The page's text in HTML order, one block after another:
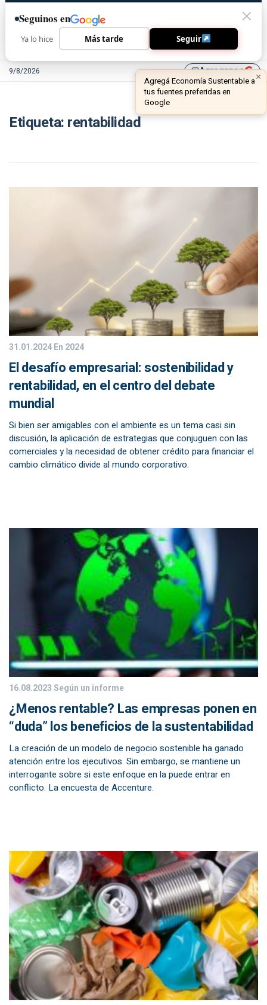
9/8/2026 library_addAgreganos ×
Agregá Economía Sustentable a
tus fuentes preferidas en
Google
Etiqueta: rentabilidad
31.01.2024En 2024
El desafío empresarial: sostenibilidad y
rentabilidad, en el centro del debate
mundial
Si bien ser amigables con el ambiente es un tema casi sin
discusión, la aplicación de estrategias que conjuguen con las
comerciales y la necesidad de obtener crédito para financiar el
cambio climático divide al mundo corporativo.
16.08.2023Según un informe
¿Menos rentable? Las empresas ponen en
“duda” los beneficios de la sustentabilidad
La creación de un modelo de negocio sostenible ha ganado
atención entre los ejecutivos. Sin embargo, se mantiene un
interrogante sobre si este enfoque en la puede entrar en
conflicto. La encuesta de Accenture.
Seguinos en
Ya lo hice Más tarde Seguir